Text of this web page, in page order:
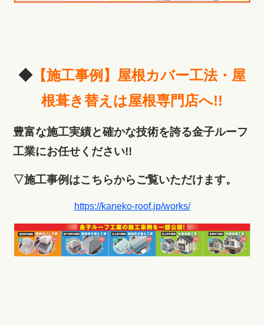
◆【施工事例】屋根カバー工法・屋
根葺き替えは屋根専門店へ!!
豊富な施工実績と確かな技術を誇る金子ルーフ
工業にお任せください!!
▽施工事例はこちらからご覧いただけます。
https://kaneko-roof.jp/works/